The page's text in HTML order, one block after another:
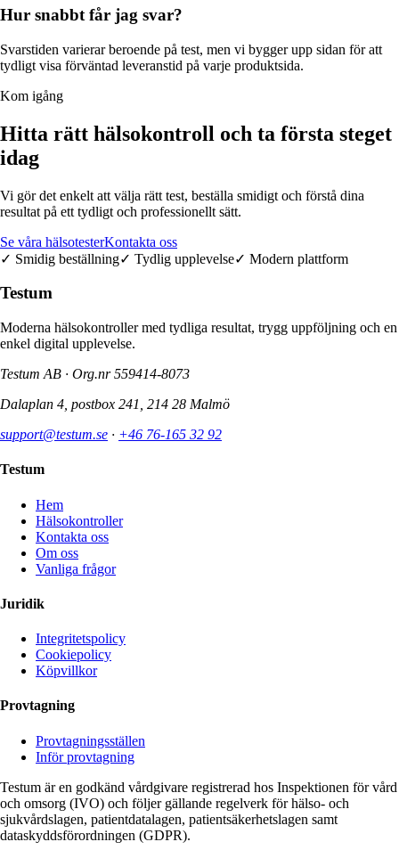
Hur snabbt får jag svar?
Svarstiden varierar beroende på test, men vi bygger upp sidan för att
tydligt visa förväntad leveranstid på varje produktsida.
Kom igång
Hitta rätt hälsokontroll och ta första steget
idag
Vi gör det enkelt att välja rätt test, beställa smidigt och förstå dina
resultat på ett tydligt och professionellt sätt.
Se våra hälsotesterKontakta oss
✓ Smidig beställning✓ Tydlig upplevelse✓ Modern plattform
Testum
Moderna hälsokontroller med tydliga resultat, trygg uppföljning och en
enkel digital upplevelse.
Testum AB · Org.nr559414-8073
Dalaplan 4, postbox 241, 214 28 Malmö
support@testum.se · +46 76-165 32 92
Testum
Hem
Hälsokontroller
Kontakta oss
Om oss
Vanliga frågor
Juridik
Integritetspolicy
Cookiepolicy
Köpvillkor
Provtagning
Provtagningsställen
Inför provtagning
Testum är en godkänd vårdgivare registrerad hos Inspektionen för vård
och omsorg (IVO) och följer gällande regelverk för hälso- och
sjukvårdslagen, patientdatalagen, patientsäkerhetslagen samt
dataskyddsförordningen (GDPR).